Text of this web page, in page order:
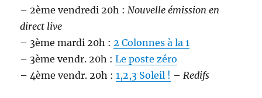
– 2ème vendredi 20h : Nouvelle émission en
direct live
– 3ème mardi 20h : 2 Colonnes à la 1
– 3ème vendr. 20h :Le poste zéro
– 4ème vendr. 20h :1,2,3 Soleil ! – Redifs